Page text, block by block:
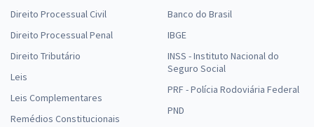
Direito Processual Civil
Direito Processual Penal
Direito Tributário
Leis
Leis Complementares
Remédios Constitucionais
Banco do Brasil
IBGE
INSS - Instituto Nacional do
Seguro Social
PRF - Polícia Rodoviária Federal
PND